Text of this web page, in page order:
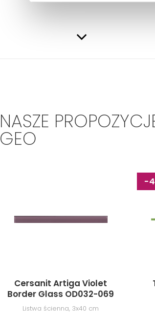
PRODUKTY Z
NASZE
GEO
Cersanit Artiga Violet
Border Glass OD032-069
Listwa ścienna, 3x40 cm
-